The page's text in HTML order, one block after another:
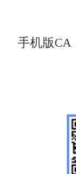
手机版CA